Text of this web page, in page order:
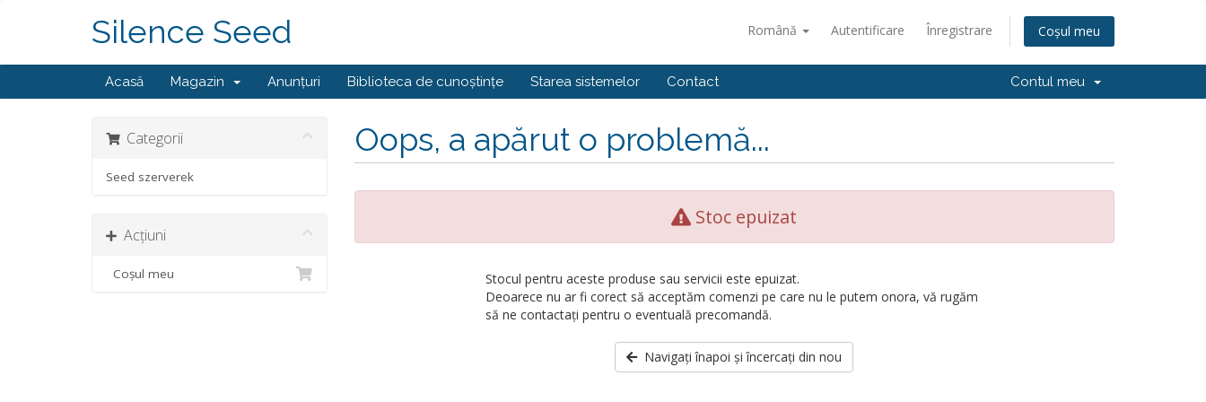
Română Autentificare Înregistrare Coșul meu
Silence Seed
Acasă Magazin Anunțuri Biblioteca de cunoștințe Starea sistemelor Contact Contul meu
Categorii
Seed szerverek
Acțiuni
Coșul meu
Oops, a apărut o problemă...
Stoc epuizat
Stocul pentru aceste produse sau servicii este epuizat.
Deoarece nu ar fi corect să acceptăm comenzi pe care nu le putem onora, vă rugăm
să ne contactați pentru o eventuală precomandă.
Navigați înapoi și încercați din nou